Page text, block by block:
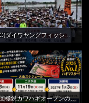
DYFC(ダイワヤングフィッシングクラブ)平和島
第三回極鋭カワハギオープンのご案内